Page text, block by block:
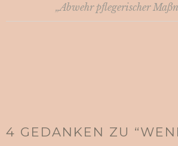
Beitrags-
„Abwehr pflegerischer
4 GEDANKEN ZU “